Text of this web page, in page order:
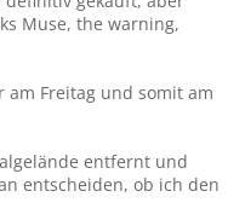
Muse, the warning,
am Freitag und somit am
entfernt und
entscheiden, ob ich den